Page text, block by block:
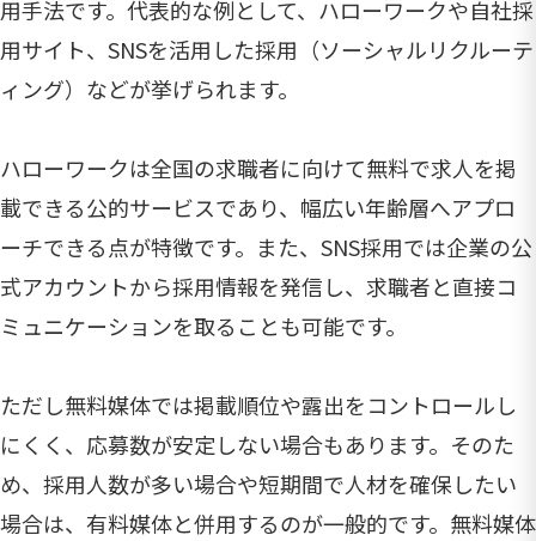
用手法です。代表的な例として、ハローワークや自社採
用サイト、SNSを活用した採用（ソーシャルリクルーテ
ィング）などが挙げられます。
ハローワークは全国の求職者に向けて無料で求人を掲
載できる公的サービスであり、幅広い年齢層へアプロ
ーチできる点が特徴です。また、SNS採用では企業の公
式アカウントから採用情報を発信し、求職者と直接コ
ミュニケーションを取ることも可能です。
ただし無料媒体では掲載順位や露出をコントロールし
にくく、応募数が安定しない場合もあります。そのた
め、採用人数が多い場合や短期間で人材を確保したい
場合は、有料媒体と併用するのが一般的です。無料媒体